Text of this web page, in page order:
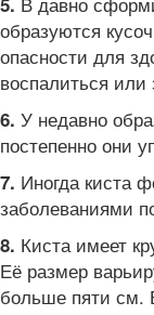
образуются
опасности для
воспалиться или
6. У недавно
постепенно они
7. Иногда киста
заболеваниями
8. Киста имеет
Её размер
больше пяти см.